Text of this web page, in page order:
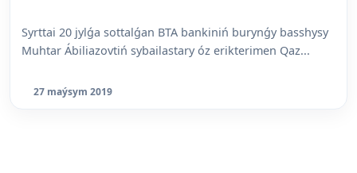
Syrttai 20 jylǵa sottalǵan BTA bankiniń burynǵy basshysy
Muhtar Ábiliazovtiń sybailastary óz erikterimen Qaz...
27 maýsym 2019